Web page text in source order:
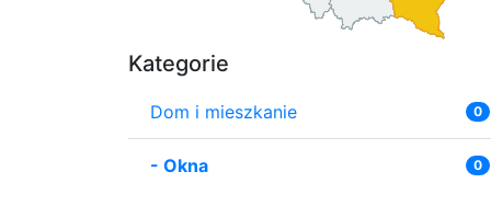
Kategorie
Dom i mieszkanie 0
- Okna 0